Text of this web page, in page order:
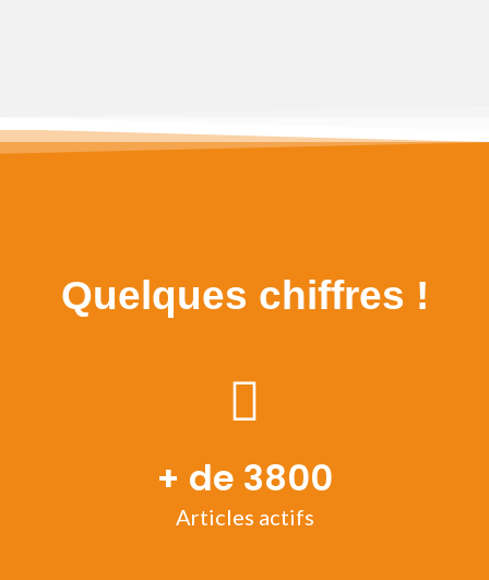
Quelques chiffres !
+ de 3800
Articles actifs